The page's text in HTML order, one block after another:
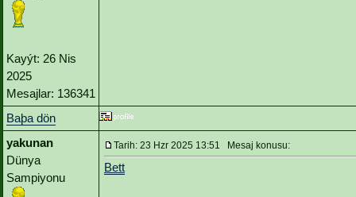
Kayýt: 26 Nis
2025
Mesajlar: 136341
Baþa dön
yakunan
Dünya
Sampiyonu
Tarih: 23 Hzr 2025 13:51 Mesaj konusu:
Bett